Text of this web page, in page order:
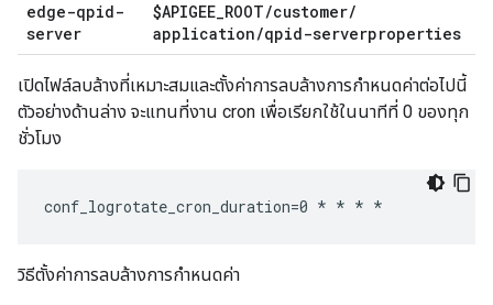
edge-qpid-
server
$APIGEE_ROOT/customer/
application/qpid-serverproperties
เปิดไฟล์ลบล้างที่เหมาะสมและตั้งค่าการลบล้างการกำหนดค่าต่อไปนี้
ตัวอย่างด้านล่าง จะแทนที่งาน cron เพื่อเรียกใช้ในนาทีที่ 0 ของทุก
ชั่วโมง
conf_logrotate_cron_duration=0 * * * *
วิธีตั้งค่าการลบล้างการกำหนดค่า